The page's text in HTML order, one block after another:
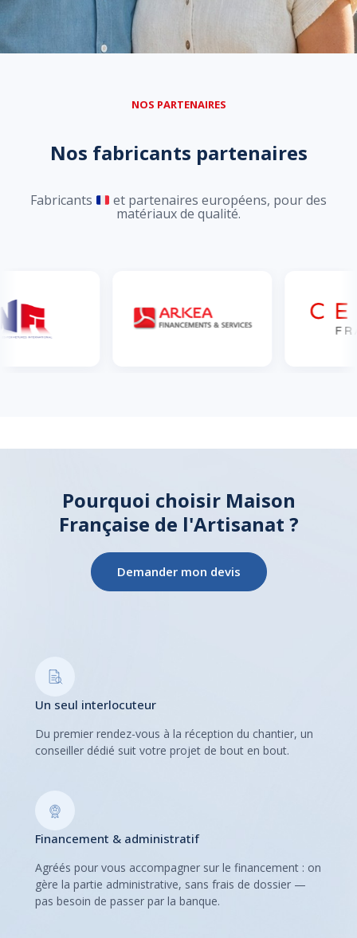
NOS PARTENAIRES
Nos fabricants partenaires
Fabricants et partenaires européens, pour des
matériaux de qualité.
Pourquoi choisir Maison
Française de l'Artisanat ?
Demander mon devis
Un seul interlocuteur
Du premier rendez-vous à la réception du chantier, un
conseiller dédié suit votre projet de bout en bout.
Financement & administratif
Agréés pour vous accompagner sur le financement : on
gère la partie administrative, sans frais de dossier —
pas besoin de passer par la banque.